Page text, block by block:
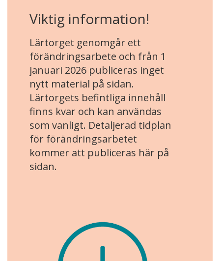
Viktig information!
Lärtorget genomgår ett
förändringsarbete och från 1
januari 2026 publiceras inget
nytt material på sidan.
Lärtorgets befintliga innehåll
finns kvar och kan användas
som vanligt. Detaljerad tidplan
för förändringsarbetet
kommer att publiceras här på
sidan.